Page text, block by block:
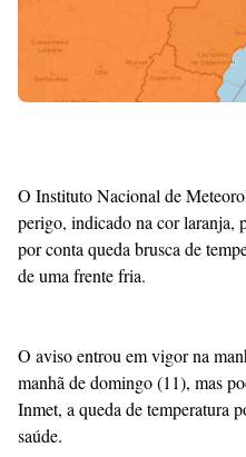
O Instituto Nacional de
perigo, indicado na cor laranja,
por conta queda brusca de
de uma frente fria.
O aviso entrou em vigor na
manhã de domingo (11), mas
Inmet, a queda de temperatura
saúde.